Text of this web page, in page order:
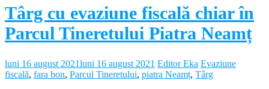
Târg cu evaziune fiscală chiar în
Parcul Tineretului Piatra Neamț
luni 16 august 2021luni 16 august 2021 Editor Eka Evaziune
fiscală, fara bon, Parcul Tineretului, piatra Neamț, Târg